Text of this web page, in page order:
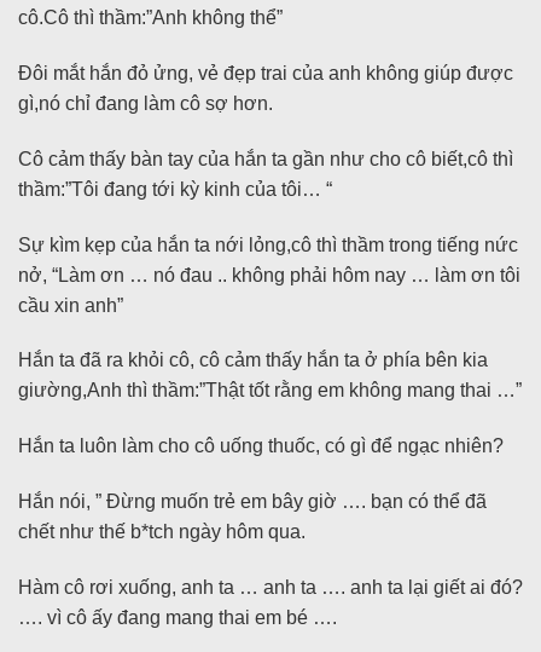
cô.Cô thì thầm:”Anh không thể”
Đôi mắt hắn đỏ ửng, vẻ đẹp trai của anh không giúp được
gì,nó chỉ đang làm cô sợ hơn.
Cô cảm thấy bàn tay của hắn ta gần như cho cô biết,cô thì
thầm:”Tôi đang tới kỳ kinh của tôi… “
Sự kìm kẹp của hắn ta nới lỏng,cô thì thầm trong tiếng nức
nở, “Làm ơn … nó đau .. không phải hôm nay … làm ơn tôi
cầu xin anh”
Hắn ta đã ra khỏi cô, cô cảm thấy hắn ta ở phía bên kia
giường,Anh thì thầm:”Thật tốt rằng em không mang thai …”
Hắn ta luôn làm cho cô uống thuốc, có gì để ngạc nhiên?
Hắn nói, ” Đừng muốn trẻ em bây giờ …. bạn có thể đã
chết như thế b*tch ngày hôm qua.
Hàm cô rơi xuống, anh ta … anh ta …. anh ta lại giết ai đó?
…. vì cô ấy đang mang thai em bé ….